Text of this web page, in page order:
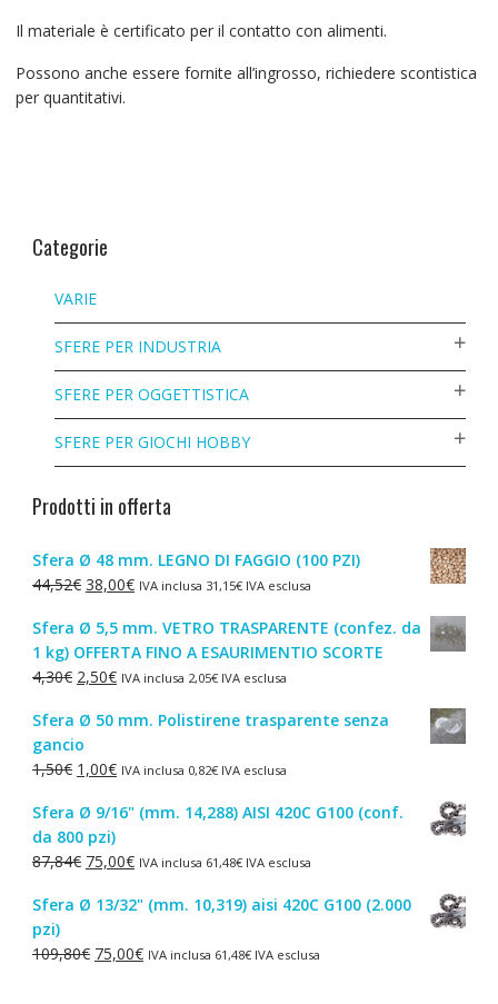
Il materiale è certificato per il contatto con alimenti.
Possono anche essere fornite all’ingrosso, richiedere scontistica
per quantitativi.
Categorie
VARIE
SFERE PER INDUSTRIA
SFERE PER OGGETTISTICA
SFERE PER GIOCHI HOBBY
Prodotti in offerta
Sfera Ø 48 mm. LEGNO DI FAGGIO (100 PZI)
44,52€ Il
originale
era:
44,52€.
38,00€Il
attuale
è:
38,00€.
IVA inclusa 31,15€IVA esclusa
Sfera Ø 5,5 mm. VETRO TRASPARENTE (confez. da
1 kg) OFFERTA FINO A ESAURIMENTIO SCORTE
4,30€ Il
originale
era:
4,30€.
2,50€Il
attuale
2,50€.
IVA inclusa 2,05€IVA esclusa
Sfera Ø 50 mm. Polistirene trasparente senza
gancio
1,50€ Il
originale
era:
1,50€.
1,00€Il
attuale
è:
1,00€.
IVA inclusa 0,82€IVA esclusa
Sfera Ø 9/16" (mm. 14,288) AISI 420C G100 (conf.
da 800 pzi)
87,84€ Il
originale
87,84€.
75,00€Il
attuale
75,00€.
IVA inclusa 61,48€IVA esclusa
Sfera Ø 13/32" (mm. 10,319) aisi 420C G100 (2.000
pzi)
109,80€ Il
75,00€IlIVA inclusa 61,48€IVA esclusa